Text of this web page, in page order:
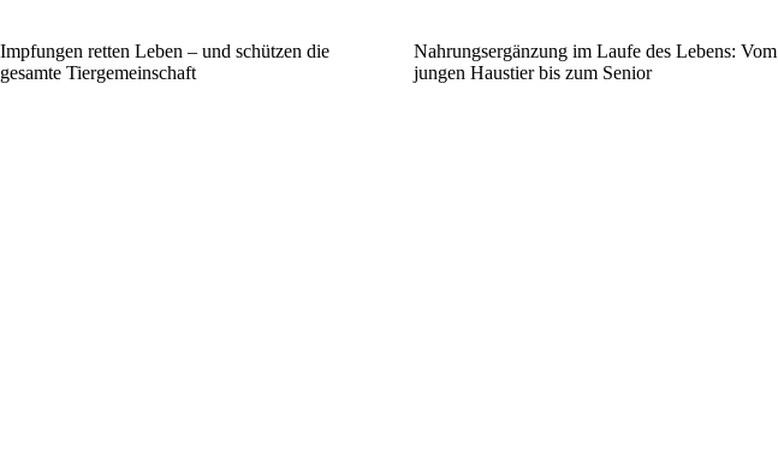
Impfungen retten Leben – und schützen die
gesamte Tiergemeinschaft
Nahrungsergänzung im Laufe des Lebens: Vom
jungen Haustier bis zum Senior